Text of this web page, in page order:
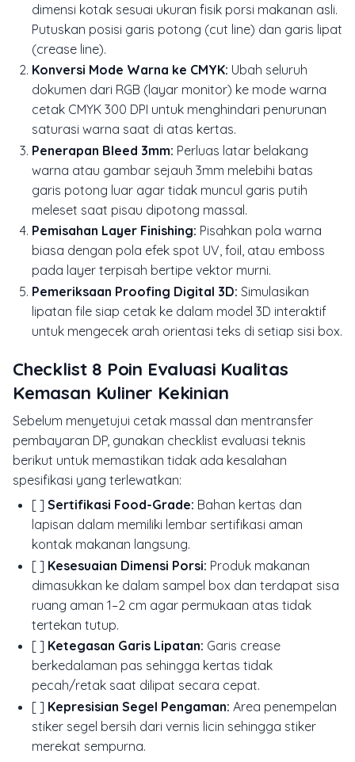
dimensi kotak sesuai ukuran fisik porsi makanan asli.
Putuskan posisi garis potong (cut line) dan garis lipat
(crease line).
Konversi Mode Warna ke CMYK: Ubah seluruh
dokumen dari RGB (layar monitor) ke mode warna
cetak CMYK 300 DPI untuk menghindari penurunan
saturasi warna saat di atas kertas.
Penerapan Bleed 3mm: Perluas latar belakang
warna atau gambar sejauh 3mm melebihi batas
garis potong luar agar tidak muncul garis putih
meleset saat pisau dipotong massal.
Pemisahan Layer Finishing: Pisahkan pola warna
biasa dengan pola efek spot UV, foil, atau emboss
pada layer terpisah bertipe vektor murni.
Pemeriksaan Proofing Digital 3D: Simulasikan
lipatan file siap cetak ke dalam model 3D interaktif
untuk mengecek arah orientasi teks di setiap sisi box.
Checklist 8 Poin Evaluasi Kualitas
Kemasan Kuliner Kekinian
Sebelum menyetujui cetak massal dan mentransfer
pembayaran DP, gunakan checklist evaluasi teknis
berikut untuk memastikan tidak ada kesalahan
spesifikasi yang terlewatkan:
[ ] Sertifikasi Food-Grade: Bahan kertas dan
lapisan dalam memiliki lembar sertifikasi aman
kontak makanan langsung.
[ ] Kesesuaian Dimensi Porsi: Produk makanan
dimasukkan ke dalam sampel box dan terdapat sisa
ruang aman 1–2 cm agar permukaan atas tidak
tertekan tutup.
[ ] Ketegasan Garis Lipatan: Garis crease
berkedalaman pas sehingga kertas tidak
pecah/retak saat dilipat secara cepat.
[ ] Kepresisian Segel Pengaman: Area penempelan
stiker segel bersih dari vernis licin sehingga stiker
merekat sempurna.